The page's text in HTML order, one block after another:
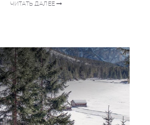
ЧИТАТЬ ДАЛЕЕ